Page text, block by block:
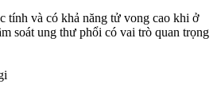
tính và có khả năng tử vong cao khi ở
soát ung thư phổi có vai trò quan trọng